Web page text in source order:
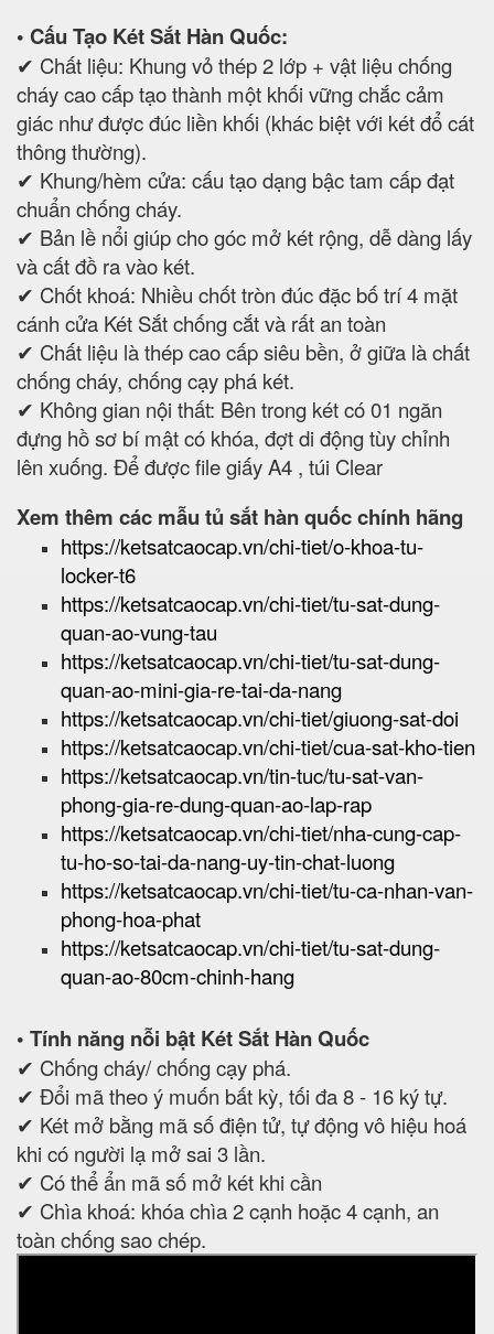
• Cấu Tạo Két Sắt Hàn Quốc:
✔ Chất liệu: Khung vỏ thép 2 lớp + vật liệu chống
cháy cao cấp tạo thành một khối vững chắc cảm
giác như được đúc liền khối (khác biệt với két đổ cát
thông thường).
✔ Khung/hèm cửa: cấu tạo dạng bậc tam cấp đạt
chuẩn chống cháy.
✔ Bản lề nổi giúp cho góc mở két rộng, dễ dàng lấy
và cất đồ ra vào két.
✔ Chốt khoá: Nhiều chốt tròn đúc đặc bố trí 4 mặt
cánh cửa Két Sắt chống cắt và rất an toàn
✔ Chất liệu là thép cao cấp siêu bền, ở giữa là chất
chống cháy, chống cạy phá két.
✔ Không gian nội thất: Bên trong két có 01 ngăn
đựng hồ sơ bí mật có khóa, đợt di động tùy chỉnh
lên xuống. Để được file giấy A4 , túi Clear
Xem thêm các mẫu tủ sắt hàn quốc chính hãng
https://ketsatcaocap.vn/chi-tiet/o-khoa-tu-
locker-t6
https://ketsatcaocap.vn/chi-tiet/tu-sat-dung-
quan-ao-vung-tau
https://ketsatcaocap.vn/chi-tiet/tu-sat-dung-
quan-ao-mini-gia-re-tai-da-nang
https://ketsatcaocap.vn/chi-tiet/giuong-sat-doi
https://ketsatcaocap.vn/chi-tiet/cua-sat-kho-tien
https://ketsatcaocap.vn/tin-tuc/tu-sat-van-
phong-gia-re-dung-quan-ao-lap-rap
https://ketsatcaocap.vn/chi-tiet/nha-cung-cap-
tu-ho-so-tai-da-nang-uy-tin-chat-luong
https://ketsatcaocap.vn/chi-tiet/tu-ca-nhan-van-
phong-hoa-phat
https://ketsatcaocap.vn/chi-tiet/tu-sat-dung-
quan-ao-80cm-chinh-hang
• Tính năng nỗi bật Két Sắt Hàn Quốc
✔ Chống cháy/ chống cạy phá.
✔ Đổi mã theo ý muốn bất kỳ, tối đa 8 - 16 ký tự.
✔ Két mở bằng mã số điện tử, tự động vô hiệu hoá
khi có người lạ mở sai 3 lần.
✔ Có thể ẩn mã số mở két khi cần
✔ Chìa khoá: khóa chìa 2 cạnh hoặc 4 cạnh, an
toàn chống sao chép.